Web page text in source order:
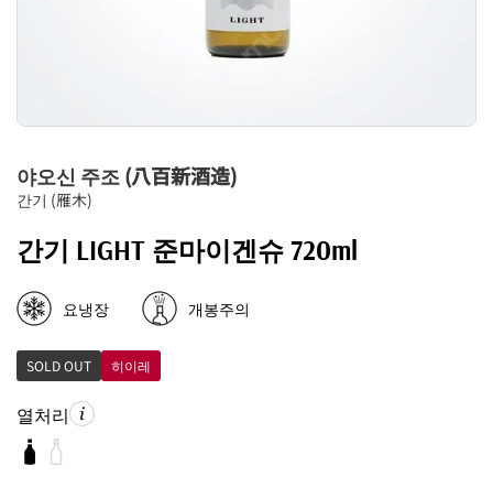
야오신 주조 (八百新酒造)
간기 (雁木)
간기 LIGHT 준마이겐슈 720ml
요냉장 개봉주의
SOLD OUT 히이레
열처리